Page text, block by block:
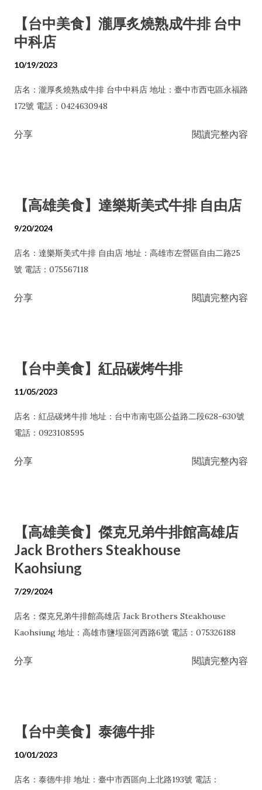
【台中美食】瀧厚炙燒熟成牛排 台中
中科店
10/19/2023
店名：瀧厚炙燒熟成牛排 台中中科店 地址：臺中市西屯區永福路
172號 電話：0424630948
分享 閱讀完整內容
【高雄美食】達樂斯美式牛排 自由店
9/20/2024
店名：達樂斯美式牛排 自由店 地址：高雄市左營區自由二路25
號 電話：075567118
分享 閱讀完整內容
【台中美食】紅品碳烤牛排
11/05/2023
店名：紅品碳烤牛排 地址：台中市南屯區公益路二段628-630號
電話：0923108595
分享 閱讀完整內容
【高雄美食】傑克兄弟牛排館高雄店
Jack Brothers Steakhouse
Kaohsiung
7/29/2024
店名：傑克兄弟牛排館高雄店 Jack Brothers Steakhouse
Kaohsiung 地址：高雄市鹽埕區河西路6號 電話：075326188
分享 閱讀完整內容
【台中美食】泰德牛排
10/01/2023
店名：泰德牛排 地址：臺中市西區向上北路193號 電話：